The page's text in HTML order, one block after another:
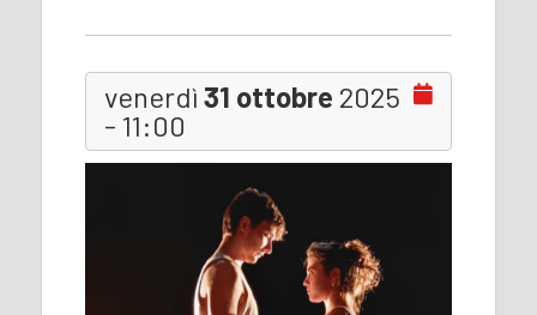
venerdì 31 ottobre 2025
- 11:00